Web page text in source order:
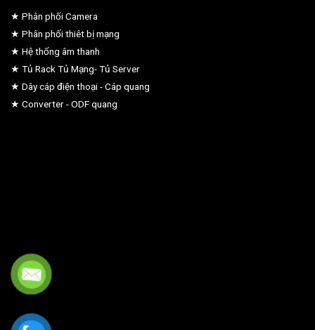
★ Phân phối Camera
★ Phân phối thiêt bị mạng
★ Hệ thống âm thanh
★ Tủ Rack Tủ Mạng- Tủ Server
★ Dây cáp điện thoại - Cáp quang
★ Converter - ODF quang